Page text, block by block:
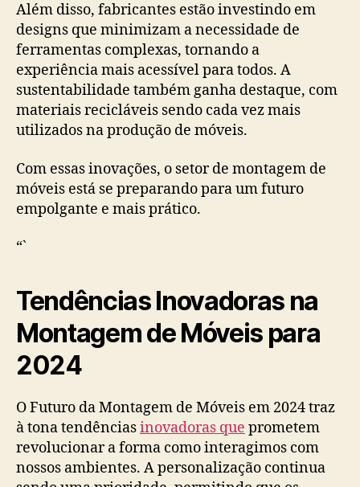
Além disso, fabricantes estão investindo em
designs que minimizam a necessidade de
ferramentas complexas, tornando a
experiência mais acessível para todos. A
sustentabilidade também ganha destaque, com
materiais recicláveis sendo cada vez mais
utilizados na produção de móveis.
Com essas inovações, o setor de montagem de
móveis está se preparando para um futuro
empolgante e mais prático.
“`
Tendências Inovadoras na
Montagem de Móveis para
2024
O Futuro da Montagem de Móveis em 2024 traz
à tona tendênciasinovadoras que prometem
revolucionar a forma como interagimos com
nossos ambientes. A personalização continua